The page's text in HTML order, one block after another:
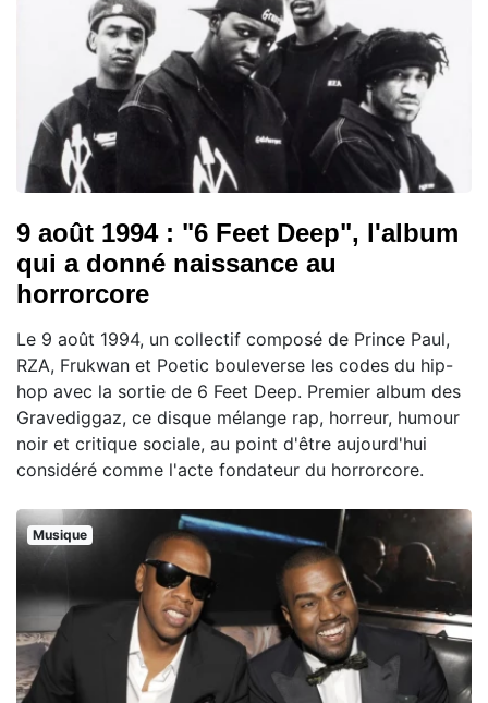
9 août 1994 : "6 Feet Deep", l'album
qui a donné naissance au
horrorcore
Le 9 août 1994, un collectif composé de Prince Paul,
RZA, Frukwan et Poetic bouleverse les codes du hip-
hop avec la sortie de 6 Feet Deep. Premier album des
Gravediggaz, ce disque mélange rap, horreur, humour
noir et critique sociale, au point d'être aujourd'hui
considéré comme l'acte fondateur du horrorcore.
Musique